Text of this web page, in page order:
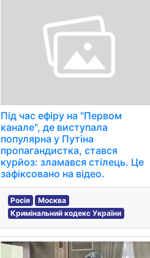
Під час ефіру на "Первом
канале", де виступала
популярна у Путіна
пропагандистка, стався
курйоз: зламався стілець. Це
зафіксовано на відео.
Росія
Москва
Кримінальний кодекс України